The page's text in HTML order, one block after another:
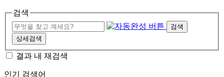
검색
검색
상세검색
결과 내 재검색
인기 검색어